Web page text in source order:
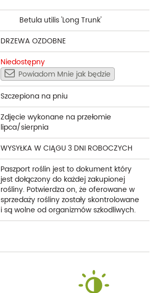
Betula utilis 'Long Trunk'
DRZEWA OZDOBNE
Niedostępny
Powiadom Mnie jak będzie
Szczepiona na pniu
Zdjęcie wykonane na przełomie
lipca/sierpnia
WYSYŁKA W CIĄGU 3 DNI ROBOCZYCH
Paszport roślin jest to dokument który
jest dołączony do każdej zakupionej
rośliny. Potwierdza on, że oferowane w
sprzedaży rośliny zostały skontrolowane
i są wolne od organizmów szkodliwych.